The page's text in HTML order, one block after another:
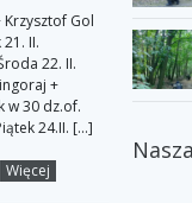
Krzysztof Gol
II.
22. II.
+
w 30 dz.of.
24.II. […]
Więcej